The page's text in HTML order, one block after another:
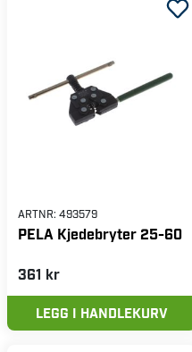
ARTNR: 493579
PELA Kjedebryter 25-60
361 kr
LEGG I HANDLEKURV